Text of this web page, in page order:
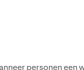
personen een